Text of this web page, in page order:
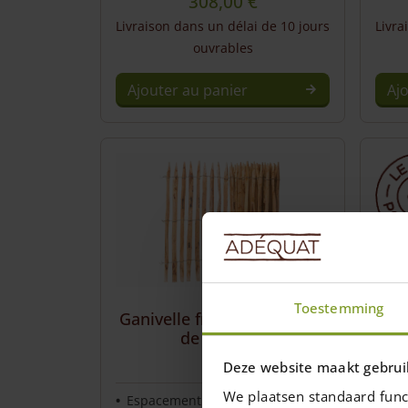
Toestemming
Deze website maakt
We plaatsen standaard
Livraison dans un délai de 10 jours
ouvrables
Ajouter au panier
Ganivelle française 100 cm
de hauteur
Espacement des lattes de 2, 4, 6,
8 et